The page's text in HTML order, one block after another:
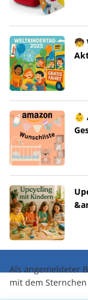
🧒
👶
Als angemeldeter
mit dem Sternchen